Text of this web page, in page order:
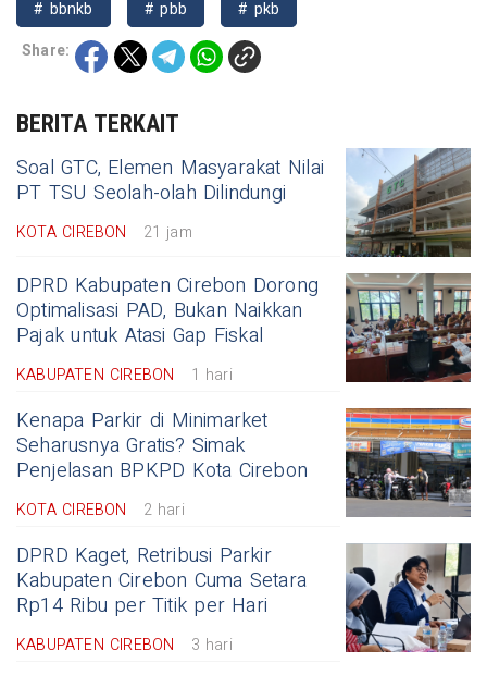
# bbnkb
# pbb
# pkb
Share:
BERITA TERKAIT
Soal GTC, Elemen Masyarakat Nilai
PT TSU Seolah-olah Dilindungi
KOTA CIREBON 21 jam
DPRD Kabupaten Cirebon Dorong
Optimalisasi PAD, Bukan Naikkan
Pajak untuk Atasi Gap Fiskal
KABUPATEN CIREBON 1 hari
Kenapa Parkir di Minimarket
Seharusnya Gratis? Simak
Penjelasan BPKPD Kota Cirebon
KOTA CIREBON 2 hari
DPRD Kaget, Retribusi Parkir
Kabupaten Cirebon Cuma Setara
Rp14 Ribu per Titik per Hari
KABUPATEN CIREBON 3 hari